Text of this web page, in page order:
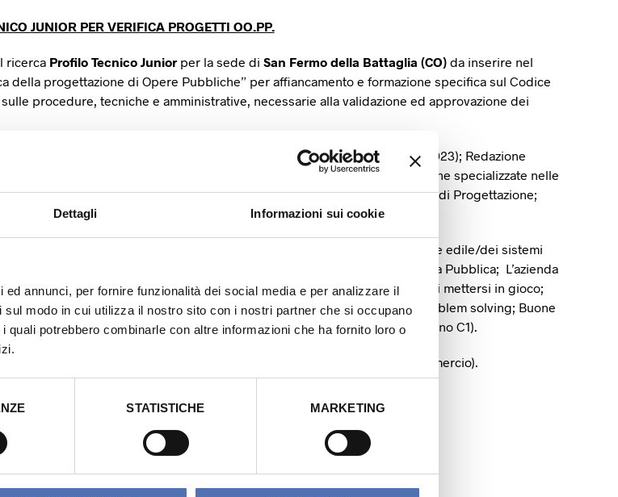
Dettagli Informazioni sui cookie
annunci, per fornire funzionalità dei social media e per analizzare il
modo in cui utilizza il nostro sito con i nostri partner che si occupano
quali potrebbero combinarle con altre informazioni che ha fornito loro o
STATISTICHE MARKETING
JUNIOR PER VERIFICA PROGETTI OO.PP.
ricerca Profilo Tecnico Junior per la sede di San Fermo della Battaglia (CO) da inserire nel
della progettazione di Opere Pubbliche” per affiancamento e formazione specifica sul Codice
procedure, tecniche e amministrative, necessarie alla validazione ed approvazione dei
della documentazione progettuale di un’opera pubblica (ex D. Lgs. 36/2023); Redazione
resoconto attività; Coordinamento del gruppo di lavoro e delle figure tecniche specializzate nelle
progettuali; Gestione contatti con la Committenza (RUP) e con il Gruppo di Progettazione;
gestione dei tempi di esecuzione della commessa
Diploma di geometra, perito edile o laurea in ingegnere edile/dei sistemi
architettura; Conoscenza di come si struttura la progettazione di un’Opera Pubblica; L’azienda
giovani, neodiplomati/neolaureati, con desiderio di apprendere e di mettersi in gioco;
Office Gradita conoscenza di un software di progettazione BIM; Problem solving; Buone
in autonomia e in gruppo; Buona conoscenza della lingua italiana (almeno C1).
a tempo indeterminato con periodo di prova come da CCN (settore Commercio).
San Fermo della Battaglia (CO) loc. Cavallasca. Lavoro in sede.